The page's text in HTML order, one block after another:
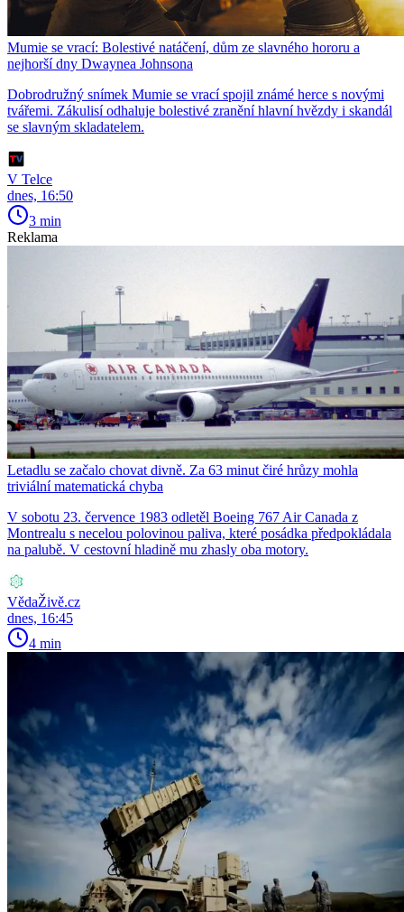
Mumie se vrací: Bolestivé natáčení, dům ze slavného hororu a
nejhorší dny Dwaynea Johnsona
Dobrodružný snímek Mumie se vrací spojil známé herce s novými
tvářemi. Zákulisí odhaluje bolestivé zranění hlavní hvězdy i skandál
se slavným skladatelem.
V Telce
dnes, 16:50
3 min
Reklama
Letadlu se začalo chovat divně. Za 63 minut čiré hrůzy mohla
triviální matematická chyba
V sobotu 23. července 1983 odletěl Boeing 767 Air Canada z
Montrealu s necelou polovinou paliva, které posádka předpokládala
na palubě. V cestovní hladině mu zhasly oba motory.
VědaŽivě.cz
dnes, 16:45
4 min